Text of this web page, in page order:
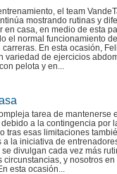
el team
mostrando rutinas y
en casa, en medio de esta
el normal funcionamiento
En esta ocasión,
variedad de ejercicios
pelota y en...
tarea de mantenerse
a la contingencia por
tras esas limitaciones
la iniciativa de
divulgan cada vez más
y nosotros en
esta ocasión...